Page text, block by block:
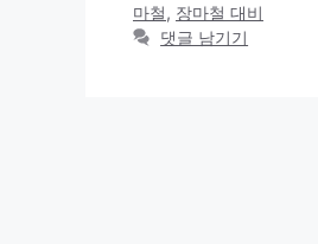
고
리
그
마철, 장마철 대비
댓글 남기기